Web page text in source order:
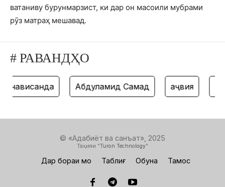
ватаниву бурунмарзист, ки дар он масоили мубрами
рӯз матраҳ мешавад.
# РАВАНДҲО
Абдулҳамид Самад ҳаҷвия
© «Адабиёт ва санъат», 2025
Таҳияи "Turon Technology"
Дар бораи мо Таблиғ Обуна Тамос